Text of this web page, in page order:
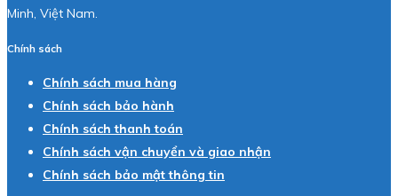
Minh, Việt Nam.
Chính sách
Chính sách mua hàng
Chính sách bảo hành
Chính sách thanh toán
Chính sách vận chuyển và giao nhận
Chính sách bảo mật thông tin